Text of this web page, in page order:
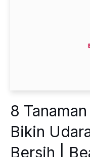
8
Bikin
Bersih |